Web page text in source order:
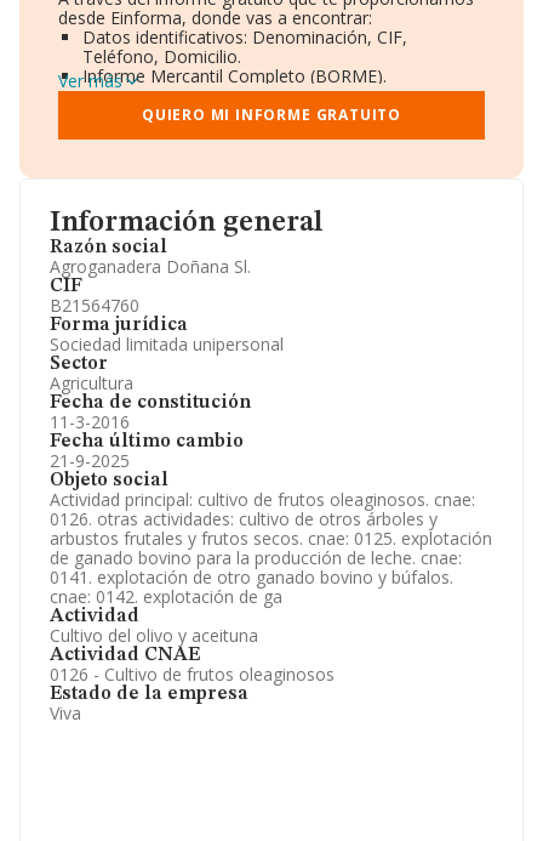
Información general
Razón social
Agroganadera Doñana Sl.
CIF
B21564760
Forma jurídica
Sociedad limitada unipersonal
Sector
Agricultura
Fecha de constitución
11-3-2016
Fecha último cambio
21-9-2025
Objeto social
Actividad principal: cultivo de frutos oleaginosos. cnae:
0126. otras actividades: cultivo de otros árboles y
arbustos frutales y frutos secos. cnae: 0125. explotación
de ganado bovino para la producción de leche. cnae:
0141. explotación de otro ganado bovino y búfalos.
cnae: 0142. explotación de ga
Actividad
Cultivo del olivo y aceituna
Actividad CNAE
0126 - Cultivo de frutos oleaginosos
Estado de la empresa
Viva
desde Einforma, donde vas a encontrar:
Datos identificativos: Denominación, CIF,
Teléfono, Domicilio.
Informe Mercantil Completo (BORME).
Gráficos de Evolución Ventas y Empleados.
Consejo de Administración y Administradores.
Directivos y Ejecutivos.
Información oficial y registral complementaria.
Ver más
QUIERO MI INFORME GRATUITO